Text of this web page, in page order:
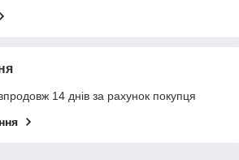
14 днів за рахунок покупця